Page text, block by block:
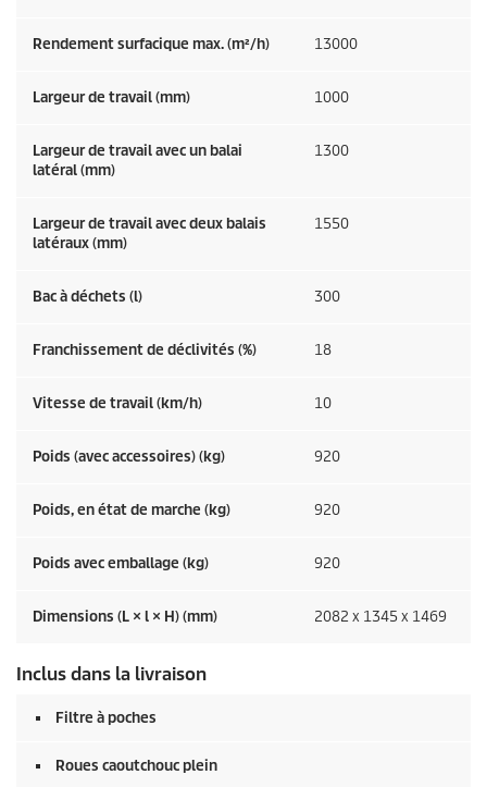
Rendement surfacique max. (m²/h) 13000
Largeur de travail (mm) 1000
Largeur de travail avec un balai
latéral (mm)
1300
Largeur de travail avec deux balais
latéraux (mm)
1550
Bac à déchets (l) 300
Franchissement de déclivités (%) 18
Vitesse de travail (km/h) 10
Poids (avec accessoires) (kg) 920
Poids, en état de marche (kg) 920
Poids avec emballage (kg) 920
Dimensions (L × l × H) (mm) 2082 x 1345 x 1469
Inclus dans la livraison
Filtre à poches
Roues caoutchouc plein